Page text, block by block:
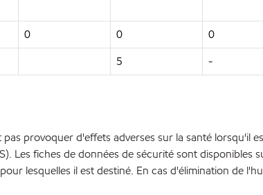
0 0 0
5
-
provoquer d'effets adverses sur la santé lorsqu'il
Les fiches de données de sécurité sont disponibles
lesquelles il est destiné. En cas d'élimination de